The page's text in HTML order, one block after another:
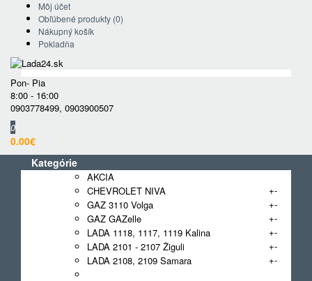
Môj účet
Obľúbené produkty (0)
Nákupný košík
Pokladňa
Pon- Pia
8:00 - 16:00
0903778499, 0903900507
0
0.00€
Kategórie
AKCIA
CHEVROLET NIVA
+-
GAZ 3110 Volga
+-
GAZ GAZelle
+-
LADA 1118, 1117, 1119 Kalina
+-
LADA 2101 - 2107 Žiguli
+-
LADA 2108, 2109 Samara
+-